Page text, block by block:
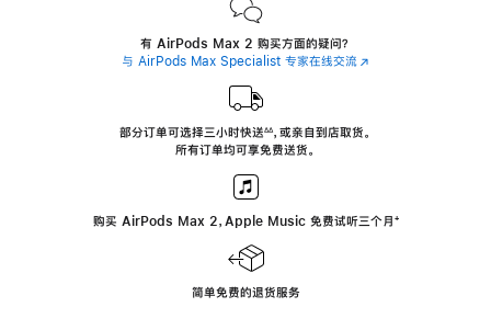
有 AirPods Max 2 购买方面的疑问？
与 AirPods Max Specialist 专家在线交流(在
中
部分订单可选择三小时快送∆∆， 或亲自到店取货。
所有订单均可享免费送货。
购买 AirPods Max 2，Apple Music 免费试听三个月 ‍脚
‍⁺
简单免费的退货服务